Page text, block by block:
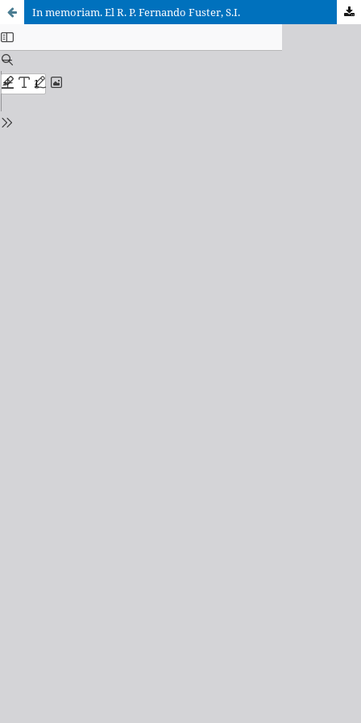
In memoriam. El R. P. Fernando Fuster, S.I.